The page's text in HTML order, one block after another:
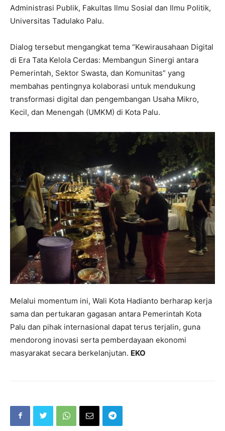
Administrasi Publik, Fakultas Ilmu Sosial dan Ilmu Politik,
Universitas Tadulako Palu.
Dialog tersebut mengangkat tema “Kewirausahaan Digital
di Era Tata Kelola Cerdas: Membangun Sinergi antara
Pemerintah, Sektor Swasta, dan Komunitas” yang
membahas pentingnya kolaborasi untuk mendukung
transformasi digital dan pengembangan Usaha Mikro,
Kecil, dan Menengah (UMKM) di Kota Palu.
Melalui momentum ini, Wali Kota Hadianto berharap kerja
sama dan pertukaran gagasan antara Pemerintah Kota
Palu dan pihak internasional dapat terus terjalin, guna
mendorong inovasi serta pemberdayaan ekonomi
masyarakat secara berkelanjutan. EKO